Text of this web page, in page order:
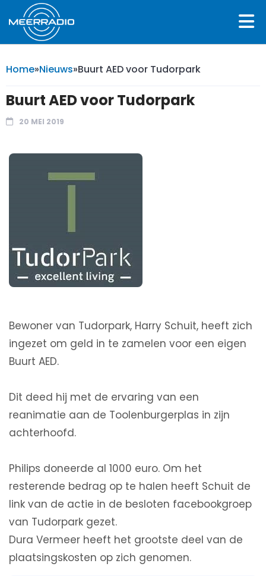
Home»Nieuws»Buurt AED voor Tudorpark
Buurt AED voor Tudorpark
20 MEI 2019
Bewoner van Tudorpark, Harry Schuit, heeft zich
ingezet om geld in te zamelen voor een eigen
Buurt AED.
Dit deed hij met de ervaring van een
reanimatie aan de Toolenburgerplas in zijn
achterhoofd.
Philips doneerde al 1000 euro. Om het
resterende bedrag op te halen heeft Schuit de
link van de actie in de besloten facebookgroep
van Tudorpark gezet.
Dura Vermeer heeft het grootste deel van de
plaatsingskosten op zich genomen.